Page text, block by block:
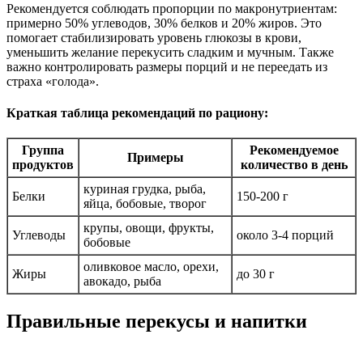
Рекомендуется соблюдать пропорции по макронутриентам:
примерно 50% углеводов, 30% белков и 20% жиров. Это
помогает стабилизировать уровень глюкозы в крови,
уменьшить желание перекусить сладким и мучным. Также
важно контролировать размеры порций и не переедать из
страха «голода».
Краткая таблица рекомендаций по рациону:
Группа
продуктов
Примеры
Рекомендуемое
количество в день
Белки
куриная грудка, рыба,
яйца, бобовые, творог
150-200 г
Углеводы
крупы, овощи, фрукты,
бобовые
около 3-4 порций
Жиры
оливковое масло, орехи,
авокадо, рыба
до 30 г
Правильные перекусы и напитки